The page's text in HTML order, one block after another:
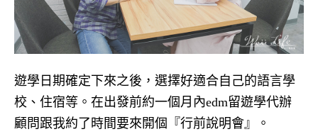
遊學日期確定下來之後，選擇好適合自己的語言學
校、住宿等。在出發前約一個月內edm留遊學代辦
顧問跟我約了時間要來開個『行前說明會』。